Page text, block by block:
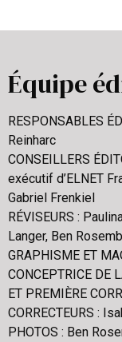
Équipe
RESPONSABLES
Reinharc
CONSEILLERS
exécutif d’ELNET
Gabriel Frenkiel
RÉVISEURS :
Langer, Ben
GRAPHISME ET
CONCEPTRICE DE
ET PREMIÈRE
CORRECTEURS :
PHOTOS : Ben